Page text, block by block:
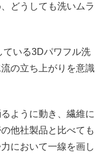
どうしても洗いムラ
ている3Dパワフル洗
の立ち上がりを意識
ように動き、繊維に
他社製品と比べても
において一線を画し